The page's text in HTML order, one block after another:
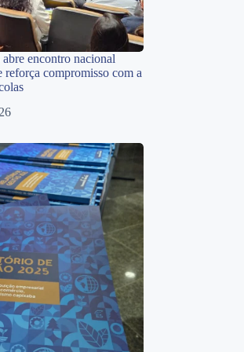
encontro nacional
reforça compromisso com a